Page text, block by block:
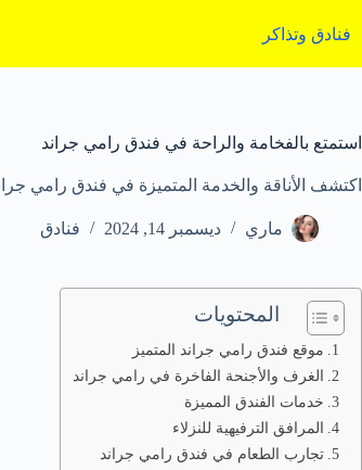
إلى
المحتوى
فنادق وتذاكر
استمتع بالفخامة والراحة في فندق رامي جراند
اكتشف الأناقة والخدمة المتميزة في فندق رامي
ماري ديسمبر 14, 2024 فنادق
المحتويات
موقع فندق رامي جراند المتميز
الغرف والأجنحة الفاخرة في رامي جراند
خدمات الفندق المميزة
المرافق الترفيهية للنزلاء
تجارب الطعام في فندق رامي جراند